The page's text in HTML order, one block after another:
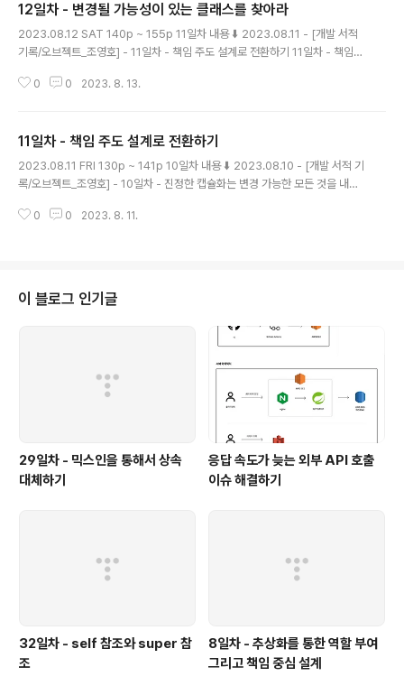
12일차 - 변경될 가능성이 있는 클래스를 찾아라
2023.08.12 SAT 140p ~ 155p 11일차 내용 ⬇️ 2023.08.11 - [개발 서적
기록/오브젝트_조영호] - 11일차 - 책임 주도 설계로 전환하기 11일차 - 책임
08.10 - [개발 서적 기록/오브젝트_조영호] - 10일차 - 진정한 캡슐화는 변경
고려하라 책임을 할당할 때는, 책임을 수행할 정보를 알고 있는 객체에게 책임
을 할당하는 것이 첫번째 원칙이다. ( 이것이 INFORMATION EXPERT 패턴
이다. ) ..
0 0 2023. 8. 13.
11일차 - 책임 주도 설계로 전환하기
2023.08.11 FRI 130p ~ 141p 10일차 내용 ⬇️ 2023.08.10 - [개발 서적 기
록/오브젝트_조영호] - 10일차 - 진정한 캡슐화는 변경 가능한 모든 것을 내부
23.08.10 THU 117p ~ 130p 9일차 내용 ⬇️ 2023.08.09 - [개발 서적 기
의 설계는 너무 이른 시기에 데이터에 관해 결정하도록 강요한다. 데이터 중심
의 설계..
0 0 2023. 8. 11.
이 블로그 인기글
29일차 - 믹스인을 통해서 상속
대체하기
응답 속도가 늦는 외부 API 호출
이슈 해결하기
32일차 - self 참조와 super 참
조
8일차 - 추상화를 통한 역할 부여
그리고 책임 중심 설계